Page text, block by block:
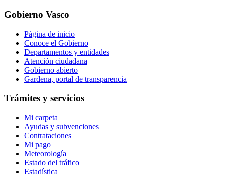
Gobierno Vasco
Página de inicio
Conoce el Gobierno
Departamentos y entidades
Atención ciudadana
Gobierno abierto
Gardena, portal de transparencia
Trámites y servicios
Mi carpeta
Ayudas y subvenciones
Contrataciones
Mi pago
Meteorología
Estado del tráfico
Estadística